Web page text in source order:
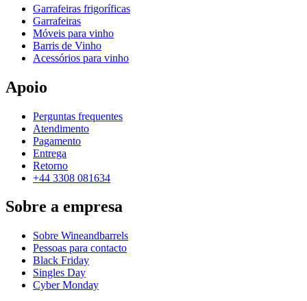
Garrafeiras frigoríficas
Garrafeiras
Móveis para vinho
Barris de Vinho
Acessórios para vinho
Apoio
Perguntas frequentes
Atendimento
Pagamento
Entrega
Retorno
+44 3308 081634
Sobre a empresa
Sobre Wineandbarrels
Pessoas para contacto
Black Friday
Singles Day
Cyber Monday